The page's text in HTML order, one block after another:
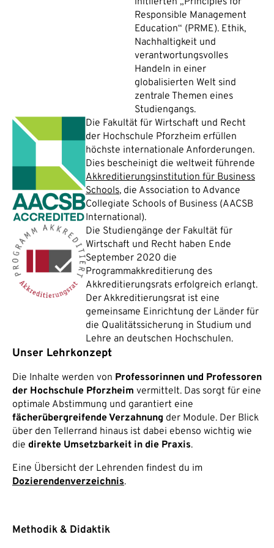
Responsible Management
Education“ (PRME). Ethik,
Nachhaltigkeit und
verantwortungsvolles
Handeln in einer
globalisierten Welt sind
zentrale Themen eines
Studiengangs.
Die Fakultät für Wirtschaft und Recht
der Hochschule Pforzheim erfüllen
höchste internationale Anforderungen.
Dies bescheinigt die weltweit führende
Akkreditierungsinstitution für Business
Schools, die Association to Advance
Collegiate Schools of Business (AACSB
International).
Die Studiengänge der Fakultät für
Wirtschaft und Recht haben Ende
September 2020 die
Programmakkreditierung des
Akkreditierungsrats erfolgreich erlangt.
Der Akkreditierungsrat ist eine
gemeinsame Einrichtung der Länder für
die Qualitätssicherung in Studium und
Lehre an deutschen Hochschulen.
Unser Lehrkonzept
Die Inhalte werden von Professorinnen und Professoren
der Hochschule Pforzheim vermittelt. Das sorgt für eine
optimale Abstimmung und garantiert eine
fächerübergreifende Verzahnung der Module. Der Blick
über den Tellerrand hinaus ist dabei ebenso wichtig wie
die direkte Umsetzbarkeit in die Praxis.
Eine Übersicht der Lehrenden findest du im
Dozierendenverzeichnis.
Methodik & Didaktik